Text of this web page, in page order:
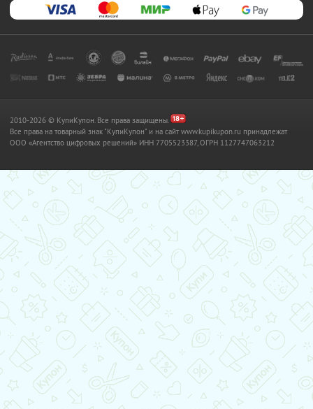
2010-2026 © КупиКупон. Все права защищены.
Все права на товарный знак "КупиКупон" и на сайт www.kupikupon.ru принадлежат
OOO «Агентство цифровых решений» ИНН 7705523387, ОГРН 1127747063212